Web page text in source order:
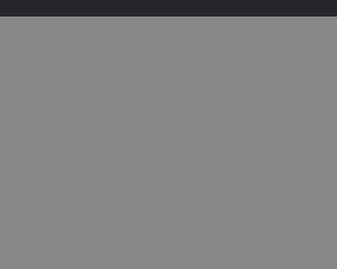
Hledáte